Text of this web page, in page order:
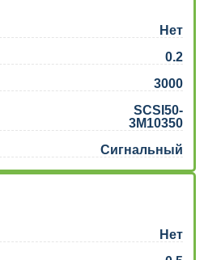
Нет
0.2
3000
SCSI50-
3M10350
Сигнальный
Нет